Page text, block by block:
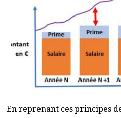
En reprenant ces principes